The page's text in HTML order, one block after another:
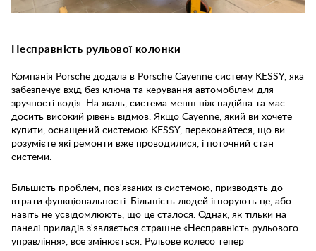
Несправність рульової колонки
Компанія Porsche додала в Porsche Cayenne систему KESSY, яка
забезпечує вхід без ключа та керування автомобілем для
зручності водія. На жаль, система менш ніж надійна та має
досить високий рівень відмов. Якщо Cayenne, який ви хочете
купити, оснащений системою KESSY, переконайтеся, що ви
розумієте які ремонти вже проводилися, і поточний стан
системи.
Більшість проблем, пов'язаних із системою, призводять до
втрати функціональності. Більшість людей ігнорують це, або
навіть не усвідомлюють, що це сталося. Однак, як тільки на
панелі приладів з'являється страшне «Несправність рульового
управління», все змінюється. Рульове колесо тепер